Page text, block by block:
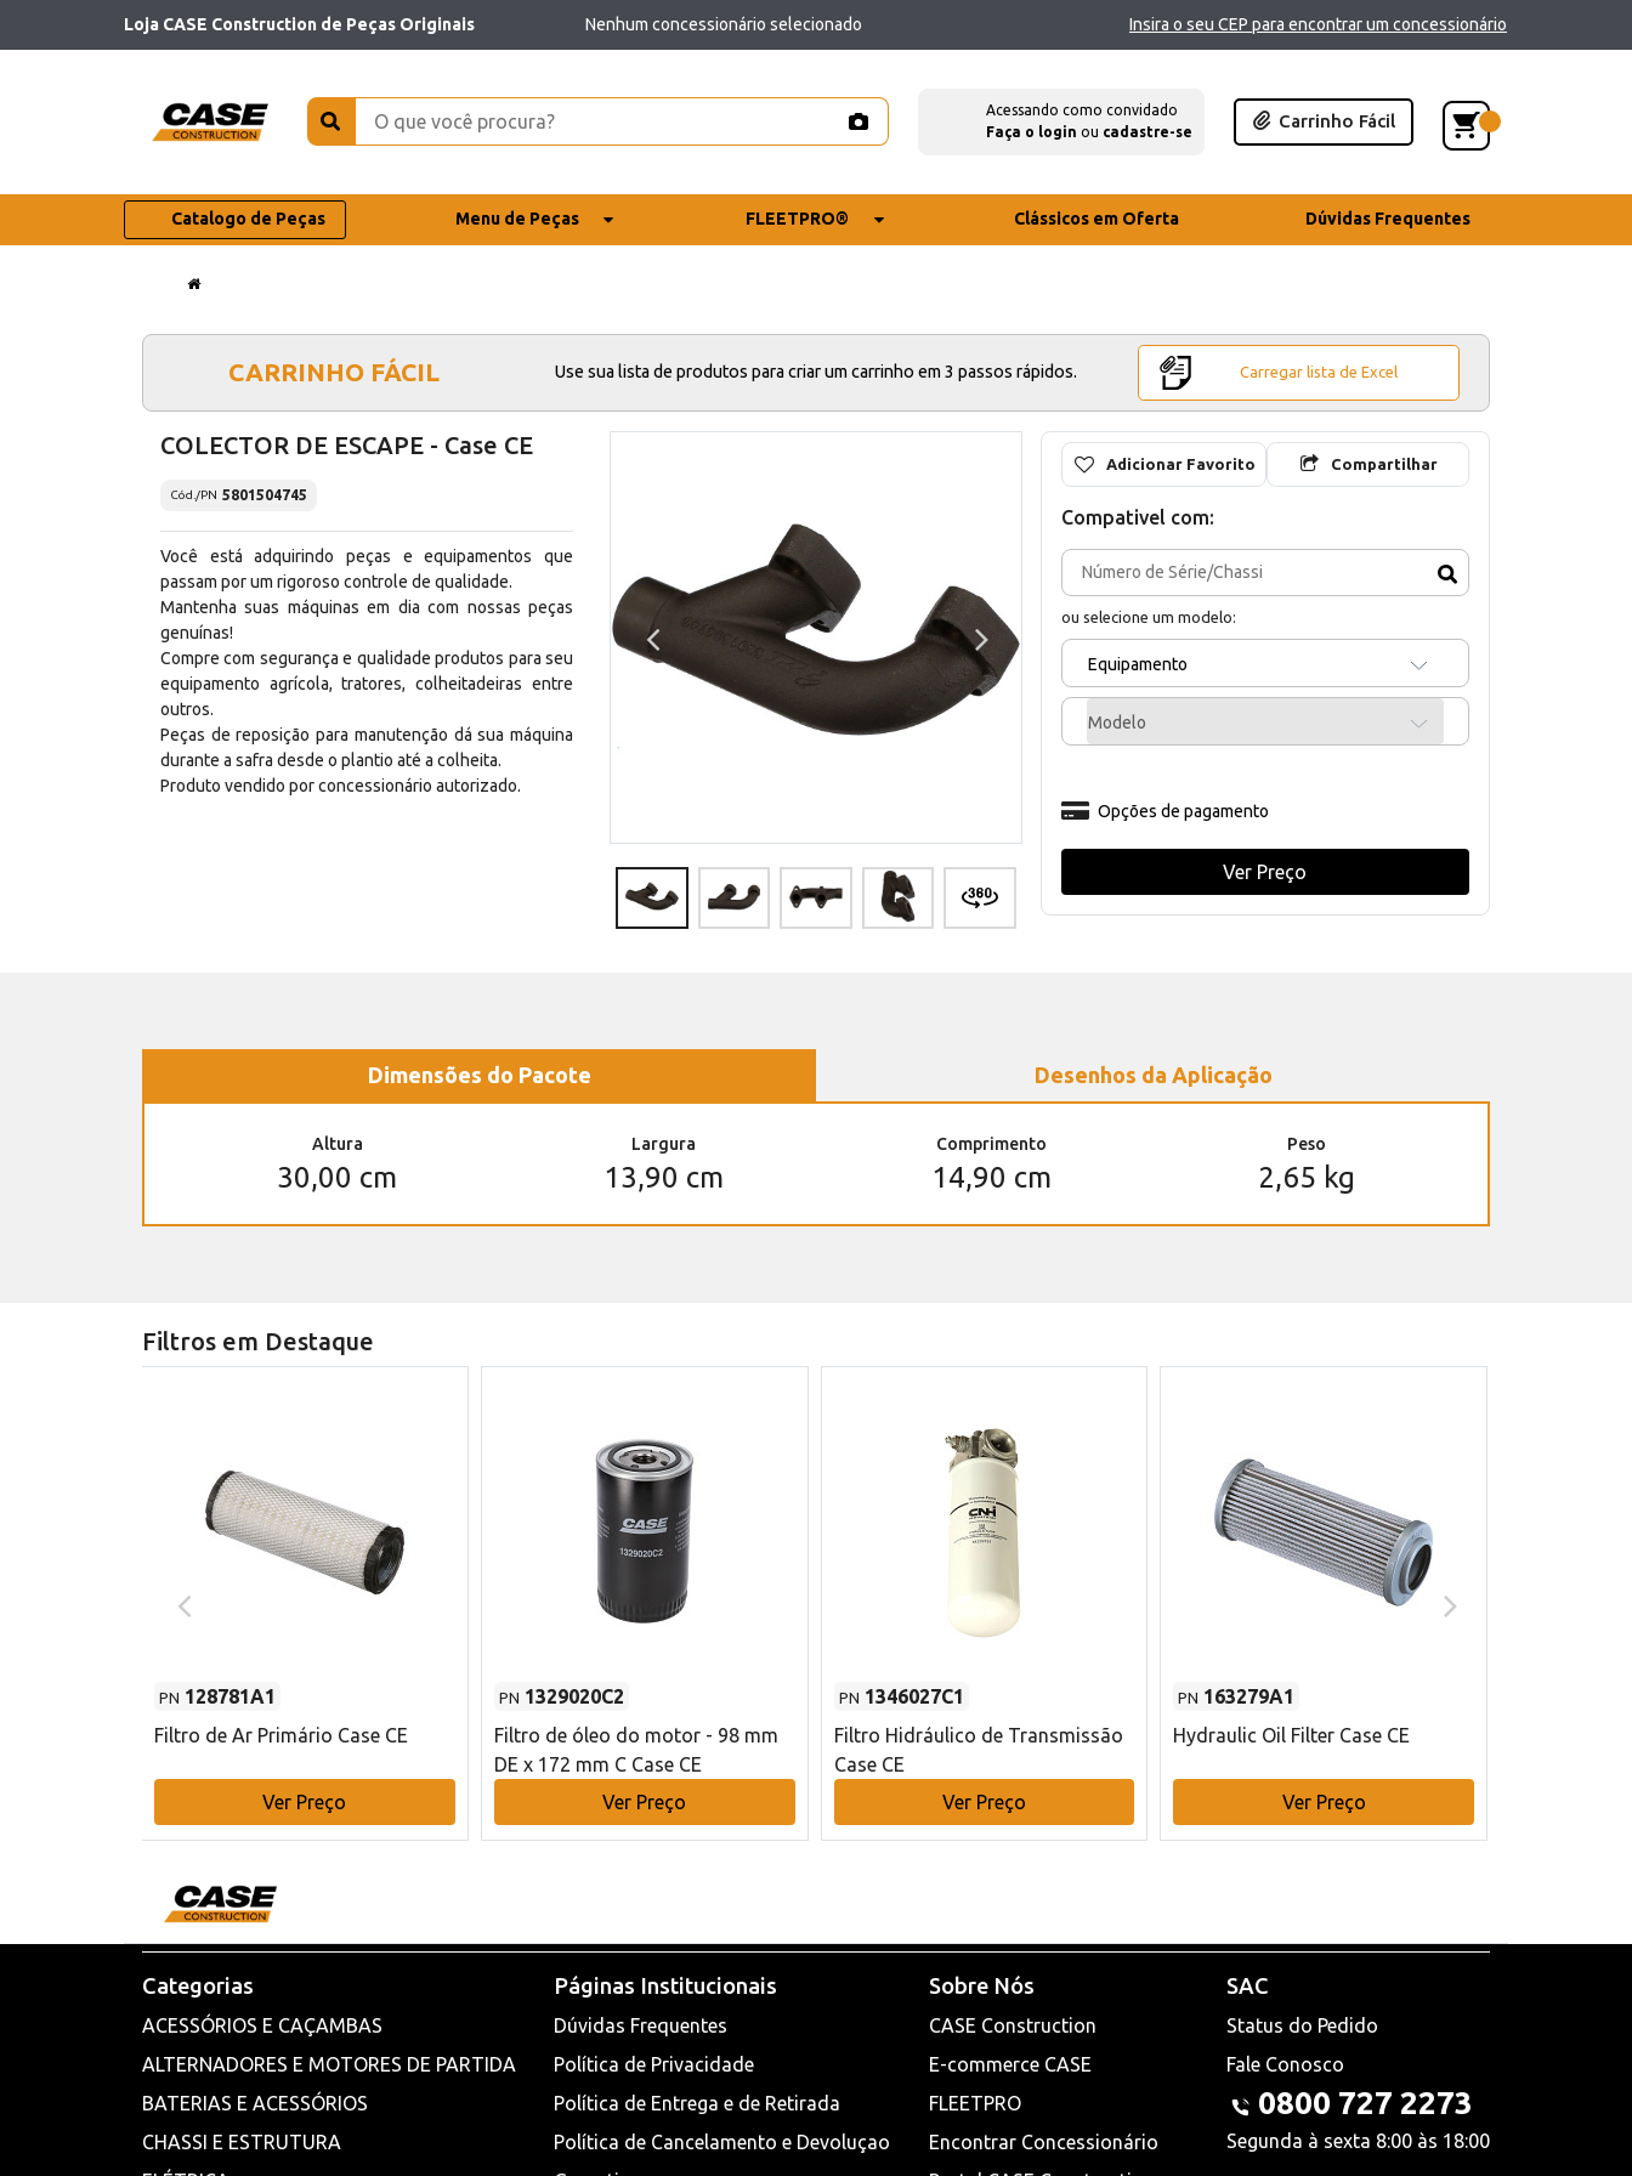
Loja CASE Construction de Peças Originais Nenhum concessionário selecionado Insira o seu CEP para encontrar um concessionário
Acessando como convidado
Faça o login ou cadastre-se
Carrinho Fácil
Catalogo de Peças Menu de Peças FLEETPRO® Clássicos em Oferta Dúvidas Frequentes
CARRINHO FÁCIL Use sua lista de produtos para criar um carrinho em 3 passos rápidos. Carregar lista de Excel
COLECTOR DE ESCAPE - Case CE
Cód./PN 5801504745
Você está adquirindo peças e equipamentos que
passam por um rigoroso controle de qualidade.
Mantenha suas máquinas em dia com nossas peças
genuínas!
Compre com segurança e qualidade produtos para seu
equipamento agrícola, tratores, colheitadeiras entre
outros.
Peças de reposição para manutenção dá sua máquina
durante a safra desde o plantio até a colheita.
Produto vendido por concessionário autorizado.
Adicionar Favorito Compartilhar
Compativel com:
ou selecione um modelo:
Equipamento
Modelo
Opções de pagamento
Ver Preço
Dimensões do Pacote Desenhos da Aplicação
Altura
30,00 cm
Largura
13,90 cm
Comprimento
14,90 cm
Peso
2,65 kg
Filtros em Destaque
PN 128781A1
Filtro de Ar Primário Case CE
Ver Preço
PN 1329020C2
Filtro de óleo do motor - 98 mm
DE x 172 mm C Case CE
Ver Preço
PN 1346027C1
Filtro Hidráulico de Transmissão
Case CE
Ver Preço
PN 163279A1
Hydraulic Oil Filter Case CE
Ver Preço
Categorias
ACESSÓRIOS E CAÇAMBAS
ALTERNADORES E MOTORES DE PARTIDA
BATERIAS E ACESSÓRIOS
CHASSI E ESTRUTURA
Páginas Institucionais
Dúvidas Frequentes
Política de Privacidade
Política de Entrega e de Retirada
Política de Cancelamento e Devoluçao
Sobre Nós
CASE Construction
E-commerce CASE
FLEETPRO
Encontrar Concessionário
SAC
Status do Pedido
Fale Conosco
0800 727 2273
Segunda à sexta 8:00 às 18:00